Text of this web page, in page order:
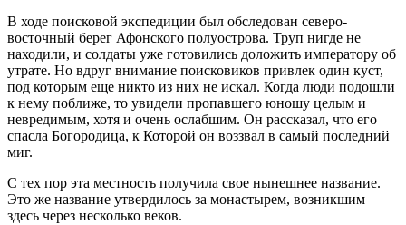
В ходе поисковой экспедиции был обследован северо-
восточный берег Афонского полуострова. Труп нигде не
находили, и солдаты уже готовились доложить императору об
утрате. Но вдруг внимание поисковиков привлек один куст,
под которым еще никто из них не искал. Когда люди подошли
к нему поближе, то увидели пропавшего юношу целым и
невредимым, хотя и очень ослабшим. Он рассказал, что его
спасла Богородица, к Которой он воззвал в самый последний
миг.
С тех пор эта местность получила свое нынешнее название.
Это же название утвердилось за монастырем, возникшим
здесь через несколько веков.